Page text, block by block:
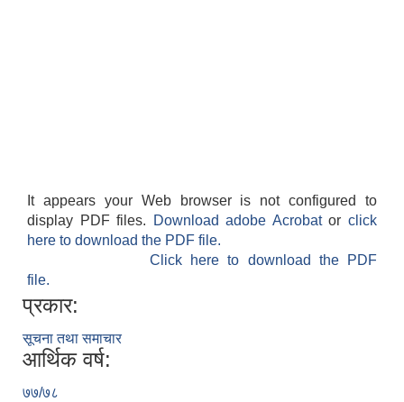
It appears your Web browser is not configured to
display PDF files.
Download adobe Acrobatorclick
here to download the PDF file.
Click here to download the PDF
file.
प्रकार:
सूचना तथा समाचार
आर्थिक वर्ष:
७७/७८